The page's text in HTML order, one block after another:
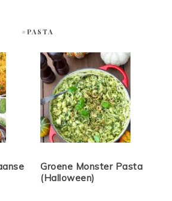
#PASTA
Groene Monster Pasta
(Halloween)